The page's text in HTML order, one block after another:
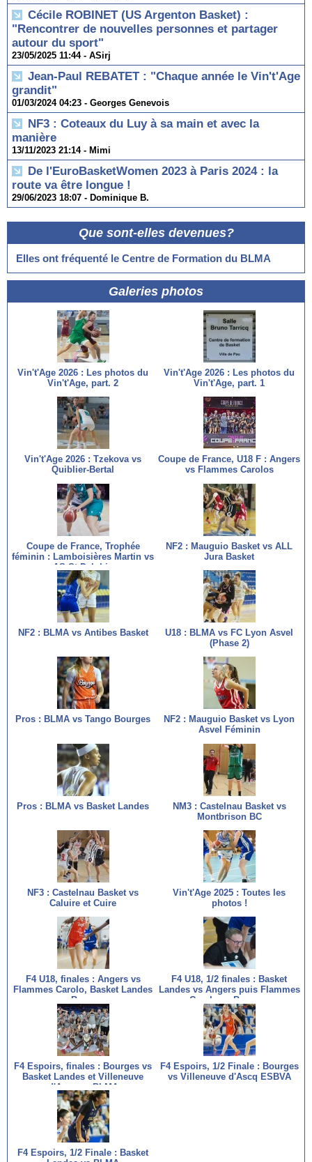
Cécile ROBINET (US Argenton Basket) :
"Rencontrer de nouvelles personnes et partager
autour du sport"
23/05/2025 11:44 - ASirj
Jean-Paul REBATET : "Chaque année le Vin't'Age
grandit"
01/03/2024 04:23 - Georges Genevois
NF3 : Coteaux du Luy à sa main et avec la
manière
13/11/2023 21:14 - Mimi
De l'EuroBasketWomen 2023 à Paris 2024 : la
route va être longue !
29/06/2023 18:07 - Dominique B.
Que sont-elles devenues?
Elles ont fréquenté le Centre de Formation du BLMA
Galeries photos
Vin't'Age 2026 : Les photos du
Vin't'Age, part. 2
Vin't'Age 2026 : Les photos du
Vin't'Age, part. 1
Vin't'Age 2026 : Tzekova vs
Quiblier-Bertal
Coupe de France, U18 F : Angers
vs Flammes Carolos
Coupe de France, Trophée
féminin : Lamboisières Martin vs
AS St Delphin
NF2 : Mauguio Basket vs ALL
Jura Basket
NF2 : BLMA vs Antibes Basket
U18 : BLMA vs FC Lyon Asvel
(Phase 2)
Pros : BLMA vs Tango Bourges
NF2 : Mauguio Basket vs Lyon
Asvel Féminin
Pros : BLMA vs Basket Landes
NM3 : Castelnau Basket vs
Montbrison BC
NF3 : Castelnau Basket vs
Caluire et Cuire
Vin't'Age 2025 : Toutes les
photos !
F4 U18, finales : Angers vs
Flammes Carolo, Basket Landes
vs Bourges
F4 U18, 1/2 finales : Basket
Landes vs Angers puis Flammes
Carolo vs Bourges
F4 Espoirs, finales : Bourges vs
Basket Landes et Villeneuve
d'Ascq vs BLMA
F4 Espoirs, 1/2 Finale : Bourges
vs Villeneuve d'Ascq ESBVA
F4 Espoirs, 1/2 Finale : Basket